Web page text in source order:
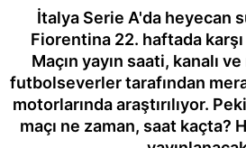
İtalya Serie A'da heyecan
Fiorentina 22. haftada
Maçın yayın saati, kanalı
futbolseverler tarafından
motorlarında araştırılıyor.
maçı ne zaman, saat kaçta?